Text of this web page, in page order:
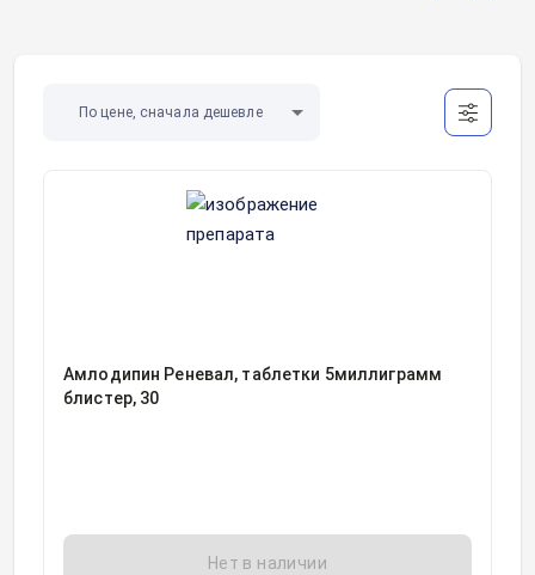
По цене, сначала дешевле
Амлодипин Реневал, таблетки 5миллиграмм
блистер, 30
Нет в наличии